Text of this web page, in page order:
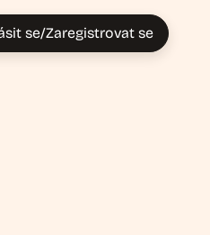
se/Zaregistrovat se